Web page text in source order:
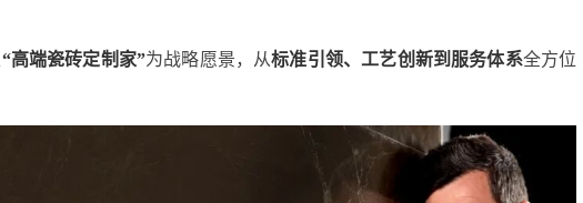
“高端瓷砖定制家”为战略愿景，从标准引领、工艺创新到服务体系全方位